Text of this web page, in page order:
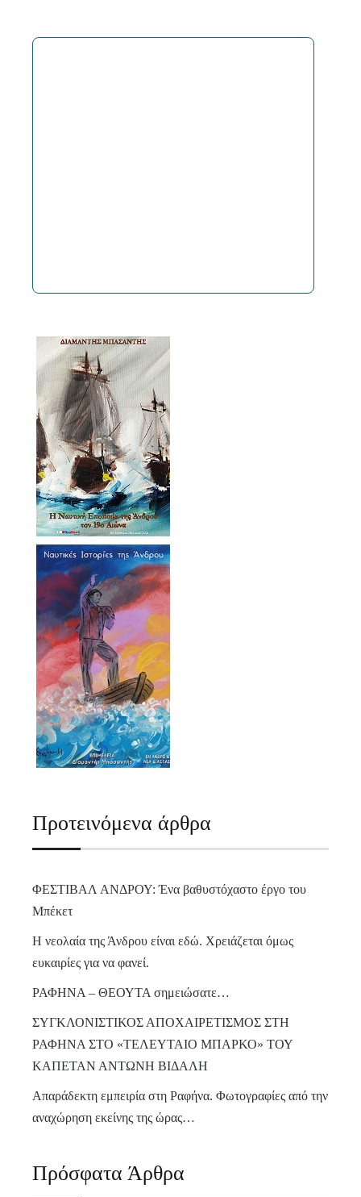
Προτεινόμενα άρθρα
ΦΕΣΤΙΒΑΛ ΑΝΔΡΟΥ: Ένα βαθυστόχαστο έργο του
Μπέκετ
Η νεολαία της Άνδρου είναι εδώ. Χρειάζεται όμως
ευκαιρίες για να φανεί.
ΡΑΦΗΝΑ – ΘΕΟΥΤΑ σημειώσατε…
ΣΥΓΚΛΟΝΙΣΤΙΚΟΣ ΑΠΟΧΑΙΡΕΤΙΣΜΟΣ ΣΤΗ
ΡΑΦΗΝΑ ΣΤΟ «ΤΕΛΕΥΤΑΙΟ ΜΠΑΡΚΟ» ΤΟΥ
ΚΑΠΕΤΑΝ ΑΝΤΩΝΗ ΒΙΔΑΛΗ
Απαράδεκτη εμπειρία στη Ραφήνα. Φωτογραφίες από την
αναχώρηση εκείνης της ώρας…
Πρόσφατα Άρθρα